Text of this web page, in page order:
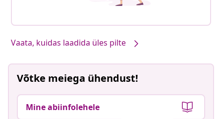
Vaata, kuidas laadida üles pilte
Võtke meiega ühendust!
Mine abiinfolehele